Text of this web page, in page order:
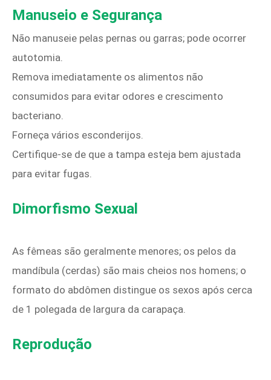
Manuseio e Segurança
Não manuseie pelas pernas ou garras; pode ocorrer
autotomia.
Remova imediatamente os alimentos não
consumidos para evitar odores e crescimento
bacteriano.
Forneça vários esconderijos.
Certifique-se de que a tampa esteja bem ajustada
para evitar fugas.
Dimorfismo Sexual
As fêmeas são geralmente menores; os pelos da
mandíbula (cerdas) são mais cheios nos homens; o
formato do abdômen distingue os sexos após cerca
de 1 polegada de largura da carapaça.
Reprodução